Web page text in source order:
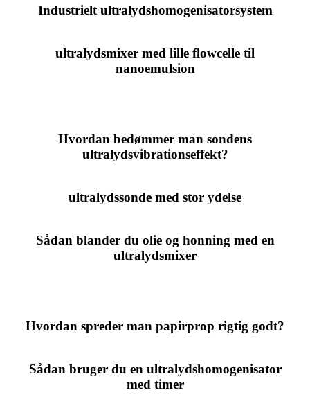
Industrielt ultralydshomogenisatorsystem
ultralydsmixer med lille flowcelle til
nanoemulsion
Hvordan bedømmer man sondens
ultralydsvibrationseffekt?
ultralydssonde med stor ydelse
Sådan blander du olie og honning med en
ultralydsmixer
Hvordan spreder man papirprop rigtig godt?
Sådan bruger du en ultralydshomogenisator
med timer